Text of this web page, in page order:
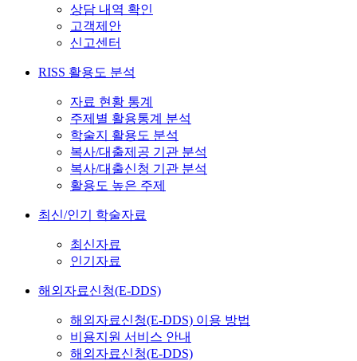
상담 내역 확인
고객제안
신고센터
RISS 활용도 분석
자료 현황 통계
주제별 활용통계 분석
학술지 활용도 분석
복사/대출제공 기관 분석
복사/대출신청 기관 분석
활용도 높은 주제
최신/인기 학술자료
최신자료
인기자료
해외자료신청(E-DDS)
해외자료신청(E-DDS) 이용 방법
비용지원 서비스 안내
해외자료신청(E-DDS)